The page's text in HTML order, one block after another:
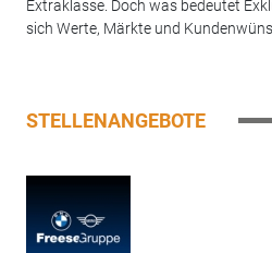
Extraklasse. Doch was bedeutet
sich Werte, Märkte und
STELLENANGEBOTE